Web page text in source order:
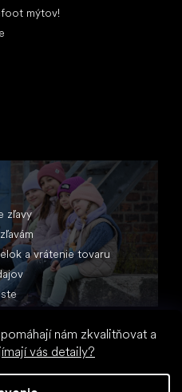
nám zkvalitňovat a
vás detaily?
mýtov!
zľavy
a vrátenie tovaru